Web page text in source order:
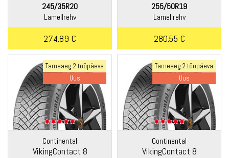
245/35R20
Lamellrehv
274.89 €
255/50R19
Lamellrehv
280.55 €
Tarneaeg 2 tööpäeva
Uus
Continental
VikingContact 8
Tarneaeg 2 tööpäeva
Uus
Continental
VikingContact 8